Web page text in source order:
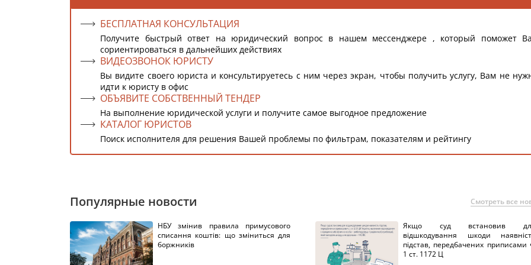
БЕСПЛАТНАЯ КОНСУЛЬТАЦИЯ
Получите быстрый ответ на юридический вопрос в нашем мессенджере , который поможет
сориентироваться в дальнейших действиях
ВИДЕОЗВОНОК ЮРИСТУ
Вы видите своего юриста и консультируетесь с ним через экран, чтобы получить услугу, Вам не
идти к юристу в офис
ОБЪЯВИТЕ СОБСТВЕННЫЙ ТЕНДЕР
На выполнение юридической услуги и получите самое выгодное предложение
КАТАЛОГ ЮРИСТОВ
Поиск исполнителя для решения Вашей проблемы по фильтрам, показателям и рейтингу
Популярные новости Смотреть все
НБУ змінив правила примусового
списання коштів: що зміниться для
боржників
Якщо суд встановив
відшкодування шкоди
підстав, передбачених приписами
1 ст. 1172 Ц